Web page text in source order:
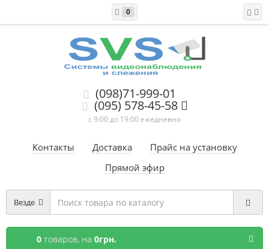
0
(098)71-999-01
(095) 578-45-58
с 9:00 до 19:00 ежедневно
Контакты Доставка
Прайс на установку
Прямой эфир
Везде
0 товаров, на 0грн.